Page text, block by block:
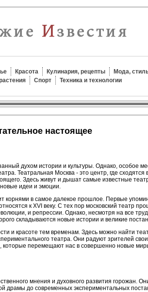
Красота Кулинария, рецепты Мода,
Спорт Техника и технологии
настоящее
духом истории и культуры. Однако, особое
Театральная Москва - это центр, где
Здесь живут и дышат самые известные
идеи и эмоции.
корнями в самое далекое прошлое. Первые
к XVI веку. С тех пор московский театр
и репрессии. Однако, несмотря на все
складываются новые истории и великие
и красоте тем временам. Здесь можно найти
театра. Они радуют зрителей
которые перемещают нас в совершенно новые
мнения и духовного развития горожан.
драмы до современных экспериментальных